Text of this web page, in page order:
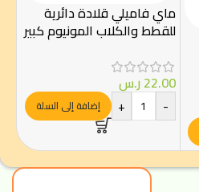
ماي فاميلي قلادة دائرية
للقطط والكلاب المونيوم كبير
22.00ر.س
-
+ إضافة إلى السلة